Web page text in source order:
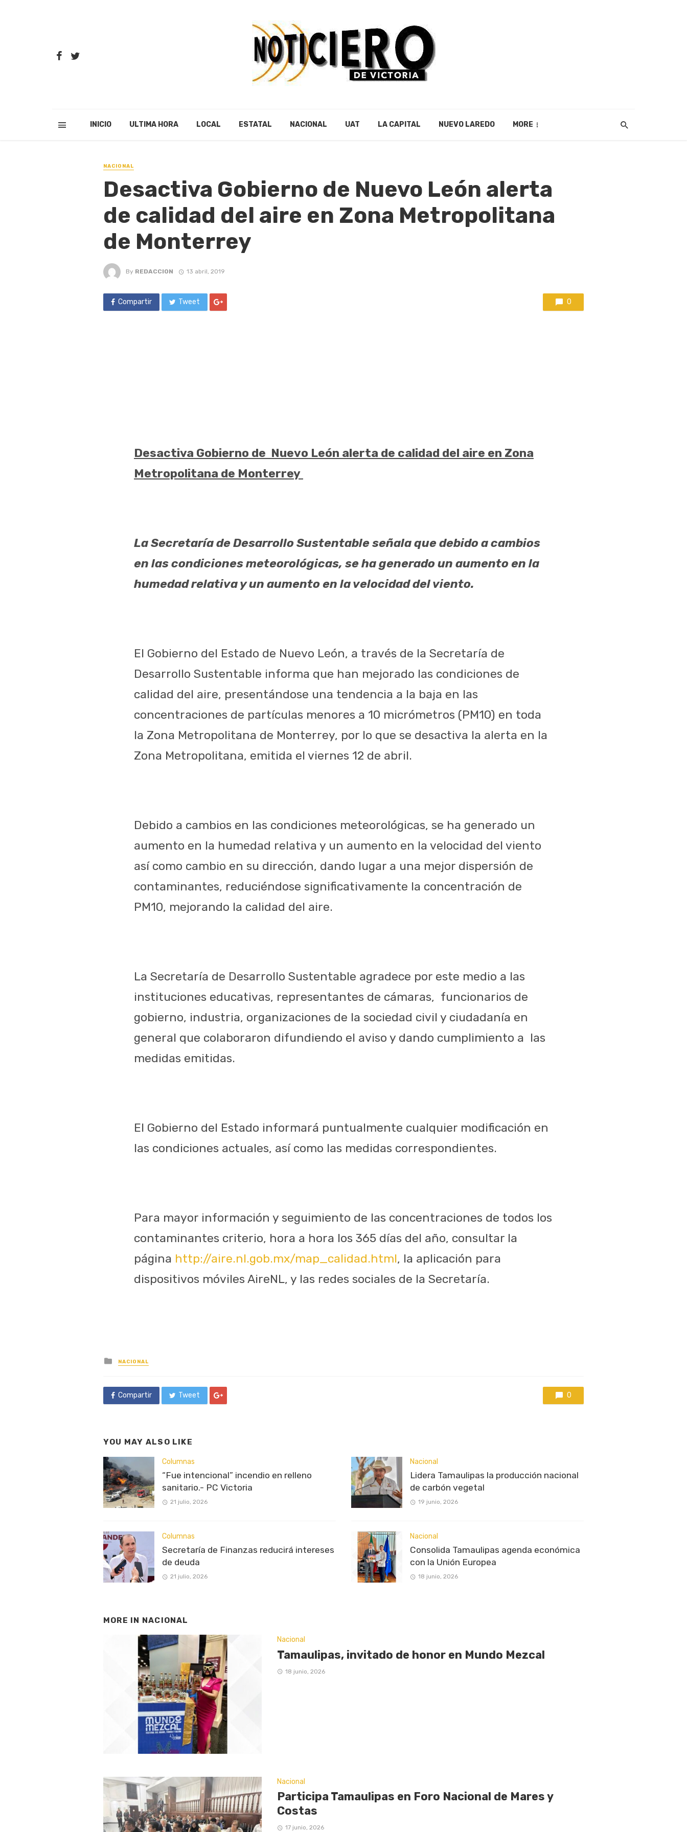
INICIO ULTIMA HORA LOCAL ESTATAL NACIONAL UAT LA CAPITAL NUEVO LAREDO MORE
NACIONAL
Desactiva Gobierno de Nuevo León alerta
de calidad del aire en Zona Metropolitana
de Monterrey
By REDACCION 13 abril, 2019
Compartir Tweet 0
Desactiva Gobierno de Nuevo León alerta de calidad del aire en Zona
Metropolitana de Monterrey
La Secretaría de Desarrollo Sustentable señala que debido a cambios
en las condiciones meteorológicas, se ha generado un aumento en la
humedad relativa y un aumento en la velocidad del viento.
El Gobierno del Estado de Nuevo León, a través de la Secretaría de
Desarrollo Sustentable informa que han mejorado las condiciones de
calidad del aire, presentándose una tendencia a la baja en las
concentraciones de partículas menores a 10 micrómetros (PM10) en toda
la Zona Metropolitana de Monterrey, por lo que se desactiva la alerta en la
Zona Metropolitana, emitida el viernes 12 de abril.
Debido a cambios en las condiciones meteorológicas, se ha generado un
aumento en la humedad relativa y un aumento en la velocidad del viento
así como cambio en su dirección, dando lugar a una mejor dispersión de
contaminantes, reduciéndose significativamente la concentración de
PM10, mejorando la calidad del aire.
La Secretaría de Desarrollo Sustentable agradece por este medio a las
instituciones educativas, representantes de cámaras, funcionarios de
gobierno, industria, organizaciones de la sociedad civil y ciudadanía en
general que colaboraron difundiendo el aviso y dando cumplimiento a las
medidas emitidas.
El Gobierno del Estado informará puntualmente cualquier modificación en
las condiciones actuales, así como las medidas correspondientes.
Para mayor información y seguimiento de las concentraciones de todos los
contaminantes criterio, hora a hora los 365 días del año, consultar la
página http://aire.nl.gob.mx/map_calidad.html, la aplicación para
dispositivos móviles AireNL, y las redes sociales de la Secretaría.
Posted
in
NACIONAL
Compartir Tweet 0
YOU MAY ALSO LIKE
Columnas
“Fue intencional” incendio en relleno
sanitario.- PC Victoria
21 julio, 2026
Columnas
Secretaría de Finanzas reducirá intereses
de deuda
21 julio, 2026
Nacional
Lidera Tamaulipas la producción nacional
de carbón vegetal
19 junio, 2026
Nacional
Consolida Tamaulipas agenda económica
con la Unión Europea
18 junio, 2026
MORE IN NACIONAL
Nacional
Tamaulipas, invitado de honor en Mundo Mezcal
18 junio, 2026
Nacional
Participa Tamaulipas en Foro Nacional de Mares y
Costas
17 junio, 2026